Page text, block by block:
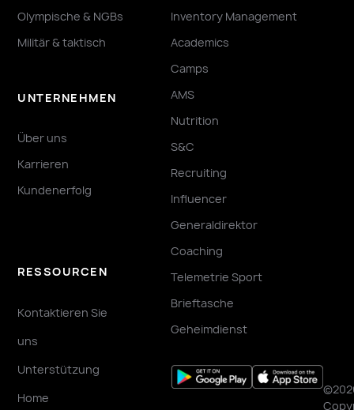
Olympische & NGBs
Militär & taktisch
UNTERNEHMEN
Über uns
Karrieren
Kundenerfolg
RESSOURCEN
Kontaktieren Sie
uns
Unterstützung
Home
Inventory Management
Academics
Camps
AMS
Nutrition
S&C
Recruiting
Influencer
Generaldirektor
Coaching
Telemetrie Sport
Brieftasche
Geheimdienst